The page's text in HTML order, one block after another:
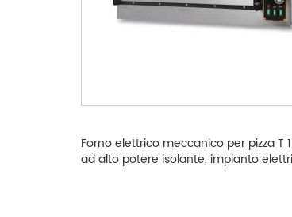
Forno elettrico meccanico per pizza
ad alto potere isolante, impianto